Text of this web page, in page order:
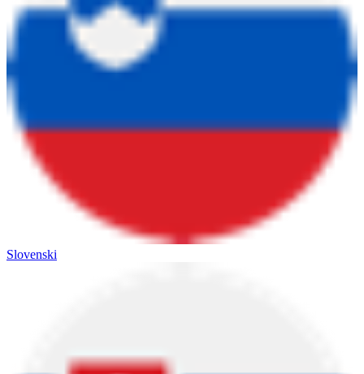
Slovenski